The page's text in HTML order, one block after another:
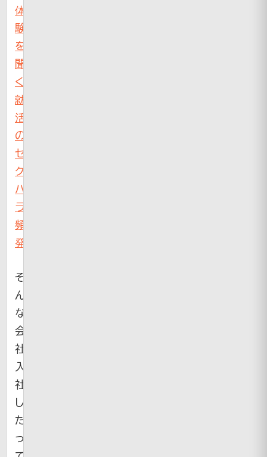
体
験
を
聞
く
就
活
の
セ
ク
ハ
ラ
頻
発
そ
ん
な
会
社、
入
社
し
た
っ